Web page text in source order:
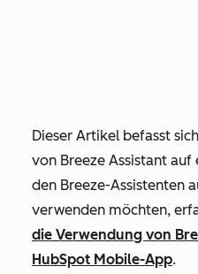
Dieser Artikel befasst
von Breeze Assistant auf
den Breeze-Assistenten
verwenden möchten,
die Verwendung von
HubSpot Mobile-App.